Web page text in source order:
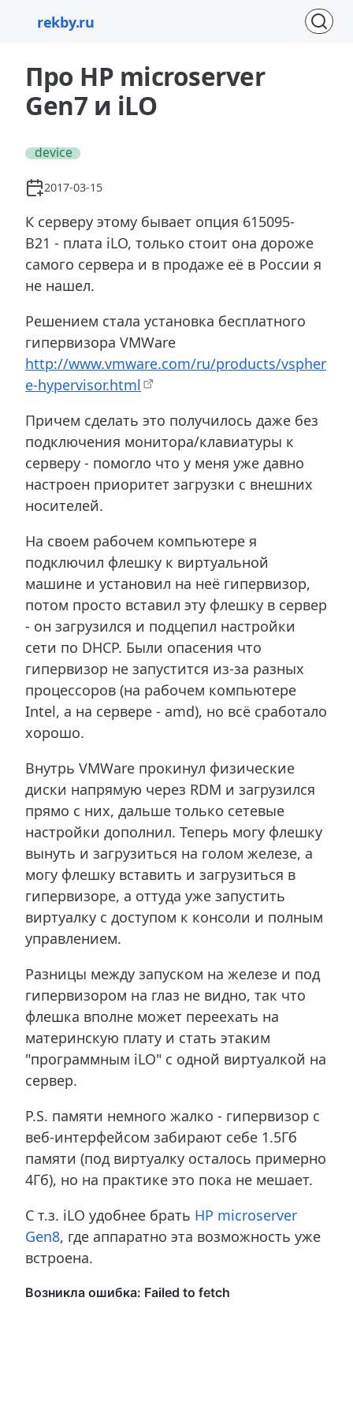
rekby.ru
Про HP microserver
Gen7 и iLO
#device
2017-03-15
К серверу этому бывает опция 615095-
B21 - плата iLO, только стоит она дороже
самого сервера и в продаже её в России я
не нашел.
Решением стала установка бесплатного
гипервизора VMWare
http://www.vmware.com/ru/products/vspher
e-hypervisor.html
Причем сделать это получилось даже без
подключения монитора/клавиатуры к
серверу - помогло что у меня уже давно
настроен приоритет загрузки с внешних
носителей.
На своем рабочем компьютере я
подключил флешку к виртуальной
машине и установил на неё гипервизор,
потом просто вставил эту флешку в сервер
- он загрузился и подцепил настройки
сети по DHCP. Были опасения что
гипервизор не запустится из-за разных
процессоров (на рабочем компьютере
Intel, а на сервере - amd), но всё сработало
хорошо.
Внутрь VMWare прокинул физические
диски напрямую через RDM и загрузился
прямо с них, дальше только сетевые
настройки дополнил. Теперь могу флешку
вынуть и загрузиться на голом железе, а
могу флешку вставить и загрузиться в
гипервизоре, а оттуда уже запустить
виртуалку с доступом к консоли и полным
управлением.
Разницы между запуском на железе и под
гипервизором на глаз не видно, так что
флешка вполне может переехать на
материнскую плату и стать этаким
"программным iLO" с одной виртуалкой на
сервер.
P.S. памяти немного жалко - гипервизор с
веб-интерфейсом забирают себе 1.5Гб
памяти (под виртуалку осталось примерно
4Гб), но на практике это пока не мешает.
С т.з. iLO удобнее брать HP microserver
Gen8, где аппаратно эта возможность уже
встроена.